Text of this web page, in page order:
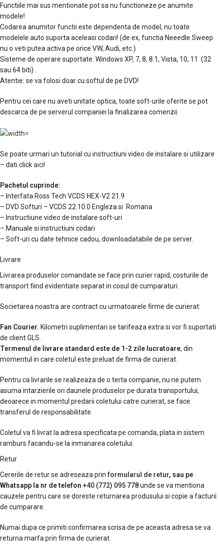
Functiile mai sus mentionate pot sa nu functioneze pe anumite
modele!
Codarea anumitor functii este dependenta de model, nu toate
modelele auto suporta aceleasi codari! (de ex, functia Neeedle Sweep
nu o veti putea activa pe orice VW, Audi, etc.)
Sisteme de operare suportate: Windows XP, 7, 8, 8.1, Vista, 10, 11 (32
sau 64 biti) .
Atentie: se va folosi doar cu softul de pe DVD!
Pentru cei care nu aveti unitate optica, toate soft-urile oferite se pot
descarca de pe serverul companiei la finalizarea comenzii.
Se poate urmari un tutorial cu instructiuni video de instalare si utilizare
– dati clickaici!
Pachetul cuprinde:
– Interfata Ross Tech VCDS HEX-V2 21.9
– DVD Softuri – VCDS 22.10.0 Engleza si Romana
– Instructiune video de instalare soft-uri
– Manuale si instructiuni codari
– Soft-uri cu date tehnice cadou, downloadatabile de pe server.
Livrare
Livrarea produselor comandate se face prin curier rapid, costurile de
transport fiind evidentiate separat in cosul de cumparaturi.
Societarea noastra are contract cu urmatoarele firme de curierat:
Fan Courier. Kilometri suplimentari se tarifeaza extra si vor fi suportati
de client.GLS.
Termenul de livrare standard este de 1-2 zile lucratoare, din
momentul in care coletul este preluat de firma de curierat.
Pentru ca livrarile se realizeaza de o terta companie, nu ne putem
asuma intarzierile ori daunele produselor pe durata transportului,
deoarece in momentul predarii coletului catre curierat, se face
transferul de responsabilitate.
Coletul va fi livrat la adresa specificata pe comanda, plata in sistem
ramburs facandu-se la inmanarea coletului.
Retur
Cererile de retur se adreseaza prin formularul de retur, sau pe
Whatsapp la nr de telefon +40 (772) 095 778unde se va mentiona
cauzele pentru care se doreste returnarea produsului si copie a facturii
de cumparare.
Numai dupa ce primiti confirmarea scrisa de pe aceasta adresa se va
returna marfa prin firma de curierat.